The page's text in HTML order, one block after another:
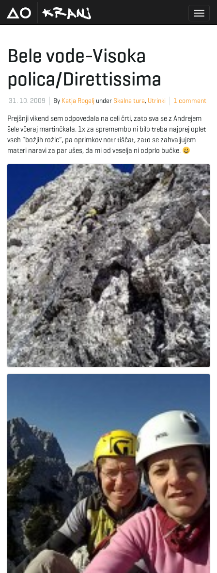
l
e
n
a
v
g
i
Bele vode-Visoka
polica/Direttissima
31. 10. 2009 By Katja Rogelj under Skalna tura, Utrinki 1 comment
Prejšnji vikend sem odpovedala na celi črti, zato sva se z Andrejem
šele včeraj martinčkala. 1x za spremembo ni bilo treba najprej oplet
vseh “božjih rožic”, pa oprimkov notr tiščat, zato se zahvaljujem
materi naravi za par ušes, da mi od veselja ni odprlo bučke.